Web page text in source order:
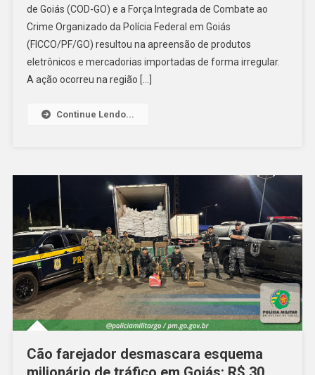
Goiás
de Goiás (COD-GO) e a Força Integrada de Combate ao
Crime Organizado da Polícia Federal em Goiás
(FICCO/PF/GO) resultou na apreensão de produtos
eletrônicos e mercadorias importadas de forma irregular.
A ação ocorreu na região […]
Continue Lendo...
Cão farejador desmascara esquema